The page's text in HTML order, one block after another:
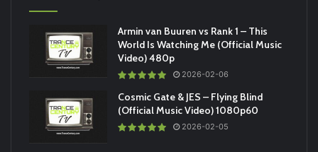
Armin van Buuren vs Rank 1 – This
World Is Watching Me (Official Music
Video) 480p
2026-02-06
Cosmic Gate & JES – Flying Blind
(Official Music Video) 1080p60
2026-02-05